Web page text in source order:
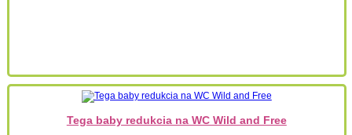
Tega baby redukcia na WC Wild and Free